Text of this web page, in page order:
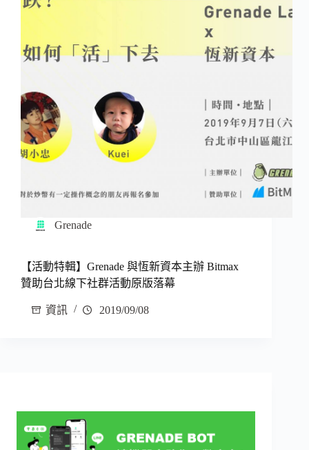
Grenade
【活動特輯】Grenade 與恆新資本主辦 Bitmax
贊助台北線下社群活動原版落幕
資訊 2019/09/08